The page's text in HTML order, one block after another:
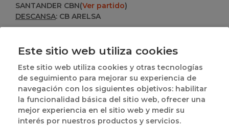
SANTANDER CBN(Ver partido)
DESCANSA: CB ARELSA
UNIVERSIDAD DE LEON PLUS CONTACTO
INSTITUTOS DE COMPOSTELA XUNTA DE
GALICIA(Ver partido)
BASQUET CORUÑA LEYMA54 – 51SEIS DO NADAL
COIA(Ver partido )
FEMXA CELTA UVIGO75 – 29TRIVIUM CLB
partido)
Este sitio web utiliza cookies
Este sitio web utiliza cookies y otras tecnologías
de seguimiento para mejorar su experiencia de
navegación con los siguientes objetivos: habilitar
la funcionalidad básica del sitio web, ofrecer una
mejor experiencia en el sitio web y medir su
interés por nuestros productos y servicios.